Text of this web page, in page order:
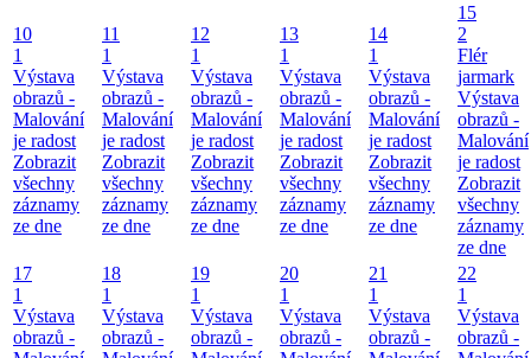
10
1
Výstava
obrazů -
Malování
je radost
Zobrazit
všechny
záznamy
ze dne
11
1
Výstava
obrazů -
Malování
je radost
Zobrazit
všechny
záznamy
ze dne
12
1
Výstava
obrazů -
Malování
je radost
Zobrazit
všechny
záznamy
ze dne
13
1
Výstava
obrazů -
Malování
je radost
Zobrazit
všechny
záznamy
ze dne
14
1
Výstava
obrazů -
Malování
je radost
Zobrazit
všechny
záznamy
ze dne
15
2
Flér
jarmark
Výstava
obrazů -
Malování
je radost
Zobrazit
všechny
záznamy
ze dne
17
1
Výstava
obrazů -
18
1
Výstava
obrazů -
19
1
Výstava
obrazů -
20
1
Výstava
obrazů -
21
1
Výstava
obrazů -
22
1
Výstava
obrazů -